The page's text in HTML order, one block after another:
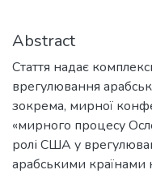
Abstract
Стаття надає
врегулювання
зокрема, мирної
«мирного процесу
ролі США у
арабськими країнами